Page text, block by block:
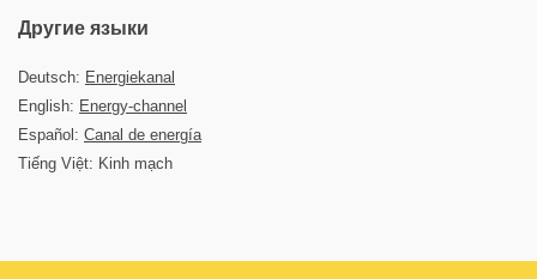
Другие языки
Deutsch: Energiekanal
English: Energy-channel
Español: Canal de energía
Tiếng Việt: Kinh mạch